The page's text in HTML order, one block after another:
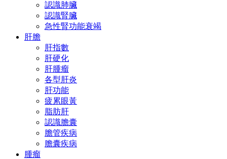
認識肺臟
認識腎臟
急性腎功能衰竭
肝膽
肝指數
肝硬化
肝腫瘤
各型肝炎
肝功能
疲累眼黃
脂肪肝
認識膽囊
膽管疾病
膽囊疾病
腫瘤